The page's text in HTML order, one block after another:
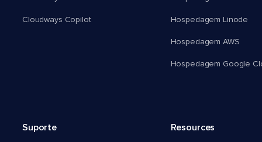
Cloudways Copilot Hospedagem Linode
Hospedagem AWS
Hospedagem Google
Suporte Resources